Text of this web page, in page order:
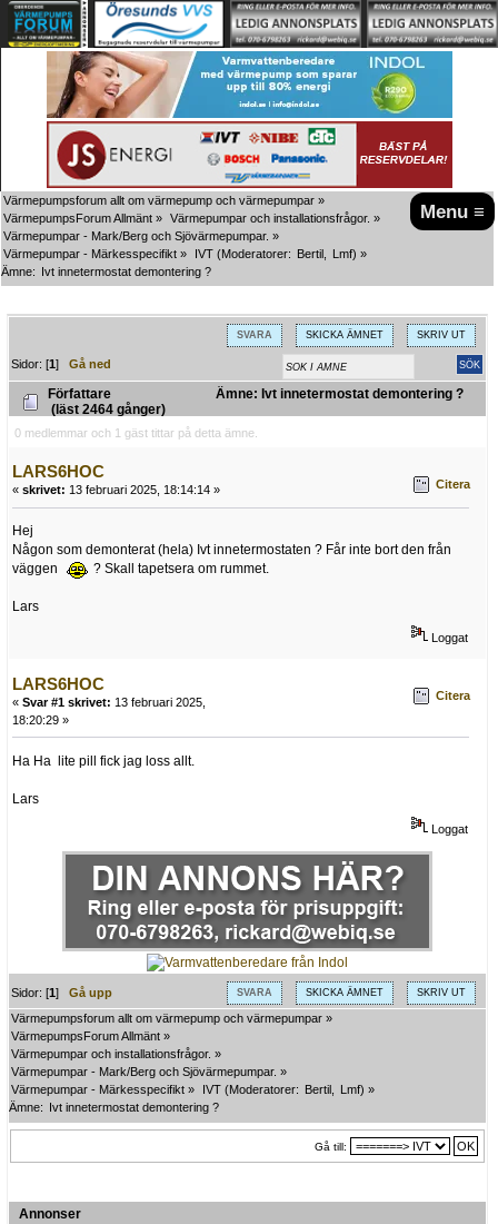
Menu ≡
Värmepumpsforum allt om värmepump och värmepumpar »
VärmepumpsForum Allmänt » Värmepumpar och installationsfrågor. »
Värmepumpar - Mark/Berg och Sjövärmepumpar. »
Värmepumpar - Märkesspecifikt » IVT (Moderatorer: Bertil Lmf) »
Ämne: Ivt innetermostat demontering ?
SVARA SKICKA ÄMNET SKRIV UT
Sidor: [1]Gå ned
Författare
Ämne: Ivt innetermostat demontering ?
(läst 2464 gånger)
0 medlemmar och 1 gäst tittar på detta ämne.
LARS6HOC
« skrivet: 13 februari 2025, 18:14:14 » Citera
Hej
Någon som demonterat (hela) Ivt innetermostaten ? Får inte bort den från
väggen
? Skall tapetsera om rummet.
Lars
Loggat
LARS6HOC
« Svar #1 skrivet: 13 februari 2025,
18:20:29 »
Citera
Ha Ha lite pill fick jag loss allt.
Lars
Loggat
SVARA SKICKA ÄMNET SKRIV UT
Sidor: [1]Gå upp
Värmepumpsforum allt om värmepump och värmepumpar »
VärmepumpsForum Allmänt »
Värmepumpar och installationsfrågor. »
Värmepumpar - Mark/Berg och Sjövärmepumpar. »
Värmepumpar - Märkesspecifikt » IVT (Moderatorer: Bertil , Lmf) »
Ämne:
Ivt innetermostat demontering ?
Gå till:
Annonser